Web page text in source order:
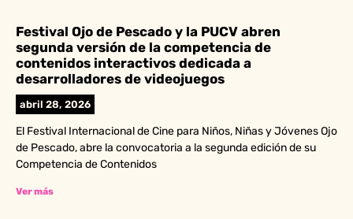
Festival Ojo de Pescado y la PUCV abren
segunda versión de la competencia de
contenidos interactivos dedicada a
desarrolladores de videojuegos
abril 28, 2026
El Festival Internacional de Cine para Niños, Niñas y Jóvenes Ojo
de Pescado, abre la convocatoria a la segunda edición de su
Competencia de Contenidos
Ver más